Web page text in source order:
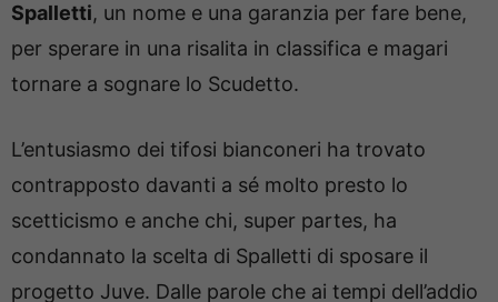
Spalletti, un nome e una garanzia per fare bene,
per sperare in una risalita in classifica e magari
tornare a sognare lo Scudetto.
L’entusiasmo dei tifosi bianconeri ha trovato
contrapposto davanti a sé molto presto lo
scetticismo e anche chi, super partes, ha
condannato la scelta di Spalletti di sposare il
progetto Juve. Dalle parole che ai tempi dell’addio